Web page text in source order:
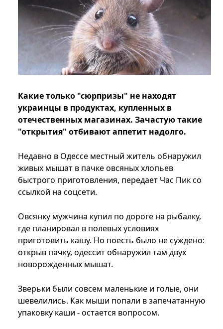
Какие только "сюрпризы" не находят
украинцы в продуктах, купленных в
отечественных магазинах. Зачастую такие
"открытия" отбивают аппетит надолго.
Недавно в Одессе местный житель обнаружил
живых мышат в пачке овсяных хлопьев
быстрого приготовления, передает Час Пик со
ссылкой на соцсети.
Овсянку мужчина купил по дороге на рыбалку,
где планировал в полевых условиях
приготовить кашу. Но поесть было не суждено:
открыв пачку, одессит обнаружил там двух
новорожденных мышат.
Зверьки были совсем маленькие и голые, они
шевелились. Как мыши попали в запечатанную
упаковку каши - остается вопросом.